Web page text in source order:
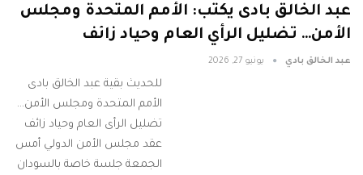
عبد الخالق بادى يكتب: الأمم المتحدة ومجلس
الأمن… تضليل الرأي العام وحياد زائف
عبد الخالق بادي يونيو 27, 2026
للحديث بقية عبد الخالق بادى
الأمم المتحدة ومجلس الأمن...
تضليل الرأى العام وحياد زائف
عقد مجلس الأمن الدولي أمس
الجمعة جلسة خاصة بالسودان